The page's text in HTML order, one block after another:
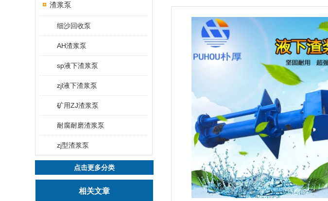
渣浆泵
细沙回收泵
AH渣浆泵
sp液下渣浆泵
zjl液下渣浆泵
矿用ZJ渣浆泵
耐腐耐磨渣浆泵
zj型渣浆泵
点击更多分类
相关文章